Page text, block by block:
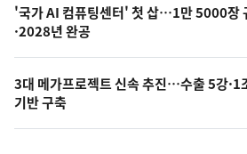
오
늘
의
사
진
'국가 AI 컴퓨팅센터' 첫 삽…1만 5000장
·2028년 완공
3대 메가프로젝트 신속 추진…수출 5강·1
기반 구축